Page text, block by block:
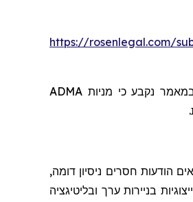
https://rosenlegal.com/
מאמר נקבע כי מניות ADMA
הודעות חסרים ניסיון דומה,
בניירות ערך ובליטיגציה